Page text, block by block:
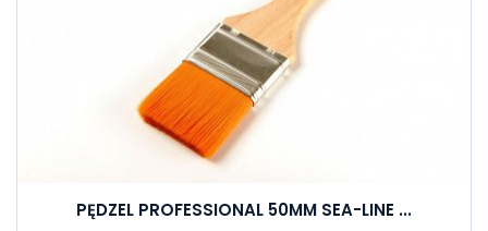
PĘDZEL PROFESSIONAL 50MM SEA-LINE ...